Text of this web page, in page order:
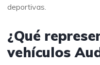
deportivas.
¿Qué
vehículos